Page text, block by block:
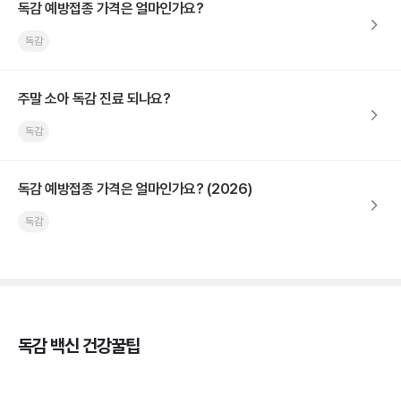
독감 예방접종 가격은 얼마인가요?
독감
주말 소아 독감 진료 되나요?
독감
독감 예방접종 가격은 얼마인가요? (2026)
독감
독감 백신 건강꿀팁